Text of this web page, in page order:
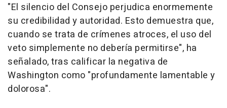
"El silencio del Consejo perjudica enormemente
su credibilidad y autoridad. Esto demuestra que,
cuando se trata de crímenes atroces, el uso del
veto simplemente no debería permitirse", ha
señalado, tras calificar la negativa de
Washington como "profundamente lamentable y
dolorosa".